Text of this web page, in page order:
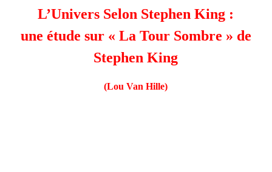
L’Univers Selon Stephen King :
une étude sur « La Tour Sombre » de
Stephen King
(Lou Van Hille)